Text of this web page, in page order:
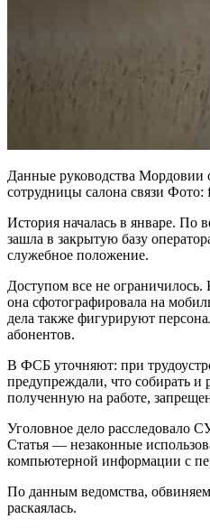
Данные руководства Мордовии
сотрудницы салона связи Фото:
История началась в январе. По
зашла в закрытую базу
служебное положение.
Доступом все не
она сфотографировала на
дела также фигурируют
абонентов.
В ФСБ уточняют: при
предупреждали, что собирать
полученную на работе,
Уголовное дело расследовало
Статья — незаконные
компьютерной информации с
По данным ведомства,
раскаялась.